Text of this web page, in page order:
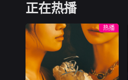
正在热播
热播